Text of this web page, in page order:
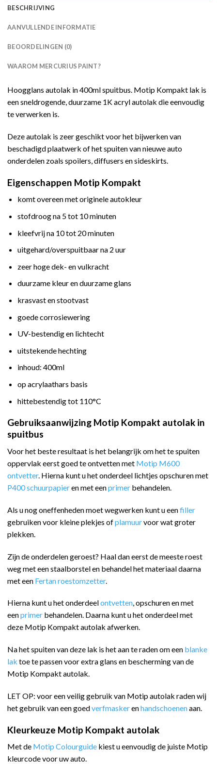
BESCHRIJVING
AANVULLENDE INFORMATIE
BEOORDELINGEN (0)
WAAROM MERCURIUS PAINT?
Hoogglans autolak in 400ml spuitbus. Motip Kompakt lak is
een sneldrogende, duurzame 1K acryl autolak die eenvoudig
te verwerken is.
Deze autolak is zeer geschikt voor het bijwerken van
beschadigd plaatwerk of het spuiten van nieuwe auto
onderdelen zoals spoilers, diffusers en sideskirts.
Eigenschappen Motip Kompakt
komt overeen met originele autokleur
stofdroog na 5 tot 10 minuten
kleefvrij na 10 tot 20 minuten
uitgehard/overspuitbaar na 2 uur
zeer hoge dek- en vulkracht
duurzame kleur en duurzame glans
krasvast en stootvast
goede corrosiewering
UV-bestendig en lichtecht
uitstekende hechting
inhoud: 400ml
op acrylaathars basis
hittebestendig tot 110°C
Gebruiksaanwijzing Motip Kompakt autolak in
spuitbus
Voor het beste resultaat is het belangrijk om het te spuiten
oppervlak eerst goed te ontvetten met Motip M600
ontvetter. Hierna kunt u het onderdeel lichtjes opschuren met
P400 schuurpapieren met eenprimer behandelen.
Als u nog oneffenheden moet wegwerken kunt u eenfiller
gebruiken voor kleine plekjes ofplamuurvoor wat groter
plekken.
Zijn de onderdelen geroest? Haal dan eerst de meeste roest
weg met een staalborstel en behandel het materiaal daarna
met een Fertan roestomzetter.
Hierna kunt u het onderdeelontvetten, opschuren en met
eenprimer behandelen. Daarna kunt u het onderdeel met
deze Motip Kompakt autolak afwerken.
Na het spuiten van deze lak is het aan te raden om een blanke
lak toe te passen voor extra glans en bescherming van de
Motip Kompakt autolak.
LET OP: voor een veilig gebruik van Motip autolak raden wij
het gebruik van een goedverfmaskerenhandschoenenaan.
Kleurkeuze Motip Kompakt autolak
Met de Motip Colourguide kiest u eenvoudig de juiste Motip
kleurcode voor uw auto.